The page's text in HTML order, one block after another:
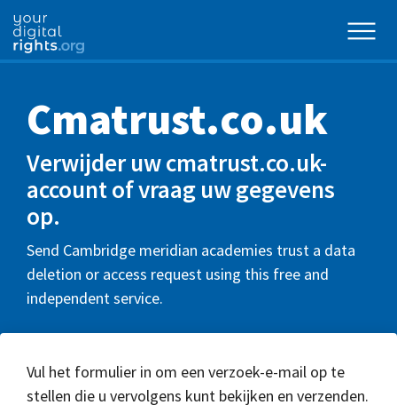
Cmatrust.co.uk
Verwijder uw cmatrust.co.uk-
account of vraag uw gegevens
op.
Send Cambridge meridian academies trust a data
deletion or access request using this free and
independent service.
Vul het formulier in om een verzoek-e-mail op te
stellen die u vervolgens kunt bekijken en verzenden.